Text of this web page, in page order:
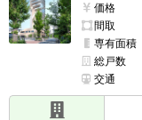
価格
間取
専有面積
総戸数
交通